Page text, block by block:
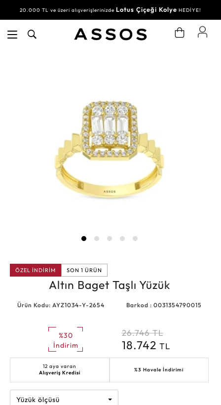
20.000 TL ve üzeri alışverişlerinizde Lotus Çiçeği Kolye HEDİYE!
ÖZEL İNDİRİM SON 1 ÜRÜN
Altın Baget Taşlı Yüzük
Ürün Kodu: AYZ1034-Y-2654 Barkod : 0031354790015
%30
İndirim
26.746 TL
18.742 TL
12 aya varan
Alışveriş Kredisi
%3 Havale İndirimi
Yüzük ölçüsü